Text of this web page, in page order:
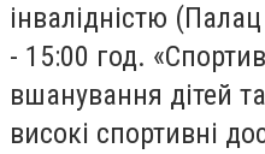
інвалідністю
- 15:00 год.
вшанування дітей
високі спортивні